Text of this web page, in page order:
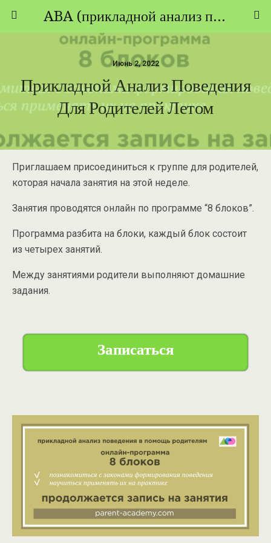
ABA (прикладной анализ поведения) - ТЕОРИЯ И ПРАКТИКА
Июнь 2, 2022
Прикладной Анализ Поведения
Для Родителей Летом
Приглашаем присоединиться к группе для родителей,
которая начала занятия на этой неделе.
Занятия проводятся онлайн по программе “8 блоков”.
Программа разбита на блоки, каждый блок состоит
из четырех занятий.
Между занятиями родители выполняют домашние
задания.
Записаться